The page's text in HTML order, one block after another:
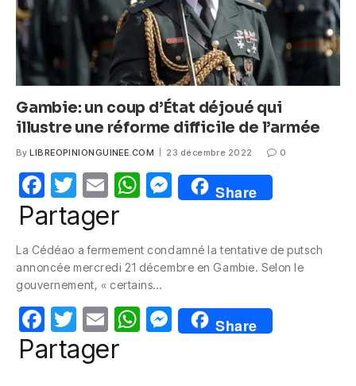
Gambie: un coup d’État déjoué qui
illustre une réforme difficile de l’armée
By LIBREOPINIONGUINEE.COM 23 décembre 2022 0
F
a
e
b
o
o
k
T
w
itt
er
E
m
W
s
A
p
p
M
e
e
g
er
Share
Partager
La Cédéao a fermement condamné la tentative de putsch
annoncée mercredi 21 décembre en Gambie. Selon le
gouvernement, « certains…
F
a
T
w
itt
E
m
W M
e
Share
Partager